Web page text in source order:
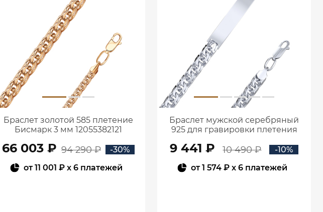
Браслет золотой 585 плетение
Бисмарк 3 мм 12055382121
66 003 ₽ 94 290 ₽
-30%
от11 001 ₽ x 6 платежей
Браслет мужской серебряный
925 для гравировки плетения
9 441 ₽ 10 490 ₽
-10%
от1 574 ₽x 6 платежей